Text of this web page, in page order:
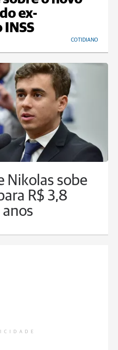
ex-
COTIDIANO
Nikolas sobe
R$ 3,8